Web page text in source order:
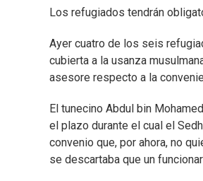
Los refugiados tendrán
Ayer cuatro de los seis
cubierta a la usanza
asesore respecto a la
El tunecino Abdul bin
el plazo durante el cual el
convenio que, por ahora, no
se descartaba que un